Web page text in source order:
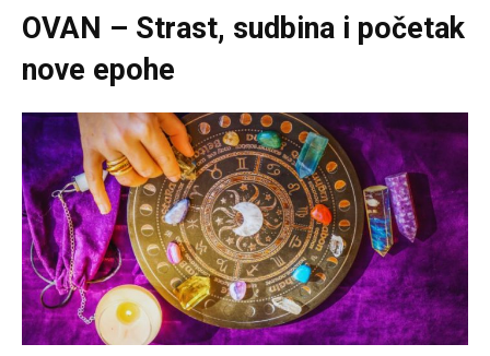
OVAN – Strast, sudbina i početak
nove epohe